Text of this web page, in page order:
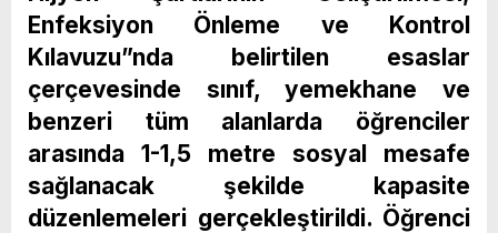
Enfeksiyon Önleme ve Kontrol
Kılavuzu”nda belirtilen esaslar
çerçevesinde sınıf, yemekhane ve
benzeri tüm alanlarda öğrenciler
arasında 1-1,5 metre sosyal mesafe
sağlanacak şekilde kapasite
düzenlemeleri gerçekleştirildi. Öğrenci